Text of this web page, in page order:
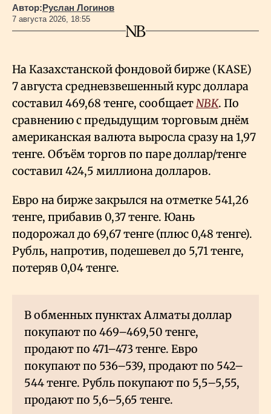
Автор:Руслан Логинов
7 августа 2026, 18:55
На Казахстанской фондовой бирже (KASE)
7 августа средневзвешенный курс доллара
составил 469,68 тенге, сообщаетNBK. По
сравнению с предыдущим торговым днём
американская валюта выросла сразу на 1,97
тенге. Объём торгов по паре доллар/тенге
составил 424,5 миллиона долларов.
Евро на бирже закрылся на отметке 541,26
тенге, прибавив 0,37 тенге. Юань
подорожал до 69,67 тенге (плюс 0,48 тенге).
Рубль, напротив, подешевел до 5,71 тенге,
потеряв 0,04 тенге.
В обменных пунктах Алматы доллар
покупают по 469–469,50 тенге,
продают по 471–473 тенге. Евро
покупают по 536–539, продают по 542–
544 тенге. Рубль покупают по 5,5–5,55,
продают по 5,6–5,65 тенге.